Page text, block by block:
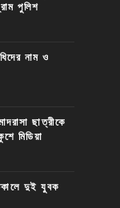
পুলিশ
নাম ও
ছাত্রীকে
মিডিয়া
দুই যুবক